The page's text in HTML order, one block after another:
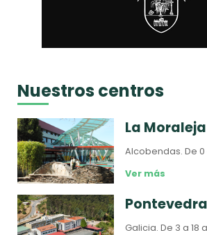
Nuestros centros
La Moraleja
Alcobendas.De 0
Ver más
Pontevedra
Galicia.De 3 a 18